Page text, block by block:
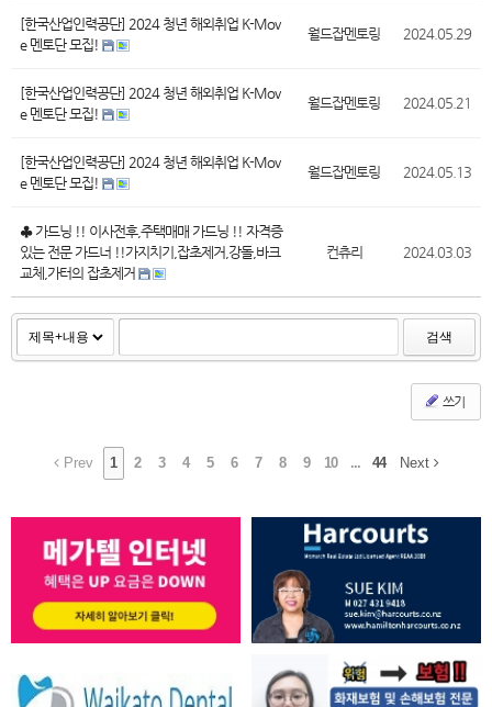
[한국산업인력공단] 2024 청년 해외취업 K-Mov
e 멘토단 모집!
월드잡멘토링 2024.05.29
[한국산업인력공단] 2024 청년 해외취업 K-Mov
e 멘토단 모집!
월드잡멘토링 2024.05.21
[한국산업인력공단] 2024 청년 해외취업 K-Mov
e 멘토단 모집!
월드잡멘토링 2024.05.13
♣ 가드닝 !! 이사전후,주택매매 가드닝 !! 자격증
있는 전문 가드너 !!가지치기,잡초제거,강돌,바크
교체,가터의 잡초제거
컨츄리 2024.03.03
검색
쓰기
Prev 1 2 3 4 5 6 7 8 9 10 ... 44 Next